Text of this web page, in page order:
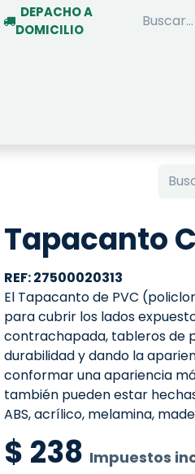
DEPACHO A
DOMICILIO
Tapacanto
REF: 27500020313
El Tapacanto de PVC
para cubrir los lados
contrachapada, tableros de
durabilidad y dando la
conformar una apariencia
también pueden estar
ABS, acrílico, melamina,
$ 238 Impuestos